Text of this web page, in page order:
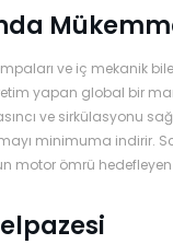
ve iç mekanik
yapan global bir
ve sirkülasyonu
minimuma indirir.
motor ömrü hedefleyen